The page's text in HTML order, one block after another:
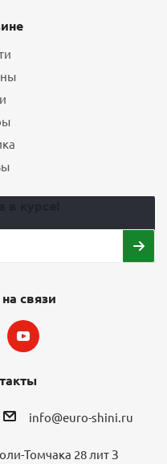
связи
info@euro-shini.ru
Томчака 28 лит З